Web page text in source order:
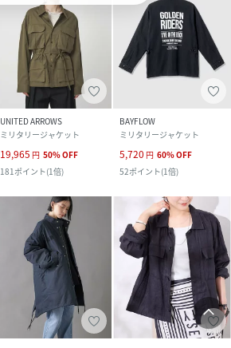
UNITED ARROWS
ミリタリージャケット
19,965 円 50%OFF
181ポイント(1倍)
BAYFLOW
ミリタリージャケット
5,720 円 60%OFF
52ポイント(1倍)